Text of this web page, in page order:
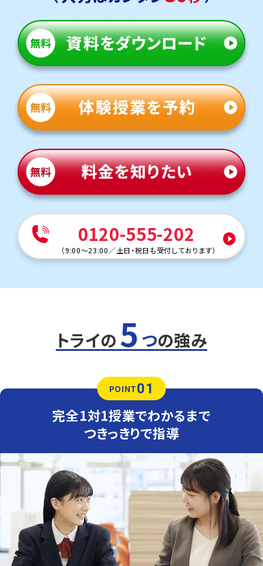
トライまで自転車で通塾する生徒も多くいます。気軽に通え
る距離なので、部活動との両立にも安心です。
定期テスト対策
鶴嶺中は教科書やワークからの出題が中心ですが、応用問
題も混じるため油断できません。トライでは基礎から応用ま
で丁寧にフォローし、安心してテスト本番に臨める力を育
てます。
鶴嶺中は教科書やワークからの出題が中心ですが、応用問
題も混じるため油断できません。トライでは基礎から応用ま
で丁寧にフォローし、安心してテスト本番に臨める力を育
てます。
・内申点対策コース
円蔵中学校
トライまで自転車で通塾する生徒も多くいます。気軽に通え
定期テスト対策
題も混じるため油断できません。トライでは基礎から応用ま
で丁寧にフォローします。
英語（教科書：東京書籍）
題も混じるため油断できません。トライでは基礎から応用ま
で丁寧にフォローします。
・内申点対策コース
・神奈川県公立高校入試対策コース
・英検対策コース
西浜中学校
トライまで自転車で通塾する生徒も多くいます。気軽に通え
る距離なので、部活動との両立にも安心です。
定期テスト対策
数学（教科書：東京書籍）
西浜中は小テストについて教科書やワークからの出題が中
心ですが、応用問題も混じるため油断できません。トライで
は基礎から応用まで丁寧にフォローします。
0120-555-202
（9:00～23:00 ／土日・祝日も受付しております）
トライの 5 つの強み
POINT01
完全1対1授業でわかるまで
つきっきりで指導